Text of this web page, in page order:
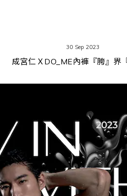
30 Sep 2023
成宮仁ＸDO_ME內褲『胯』界